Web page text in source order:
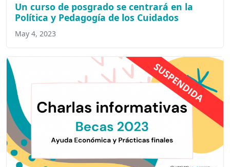
Un curso de posgrado se centrará en la
Política y Pedagogía de los Cuidados
May 4, 2023